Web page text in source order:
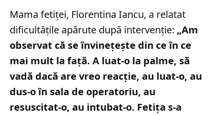
Mama fetiței, Florentina Iancu, a relatat
dificultățile apărute după intervenție: „Am
observat că se învineţeşte din ce în ce
mai mult la față. A luat-o la palme, să
vadă dacă are vreo reacţie, au luat-o, au
dus-o în sala de operatoriu, au
resuscitat-o, au intubat-o. Fetiţa s-a